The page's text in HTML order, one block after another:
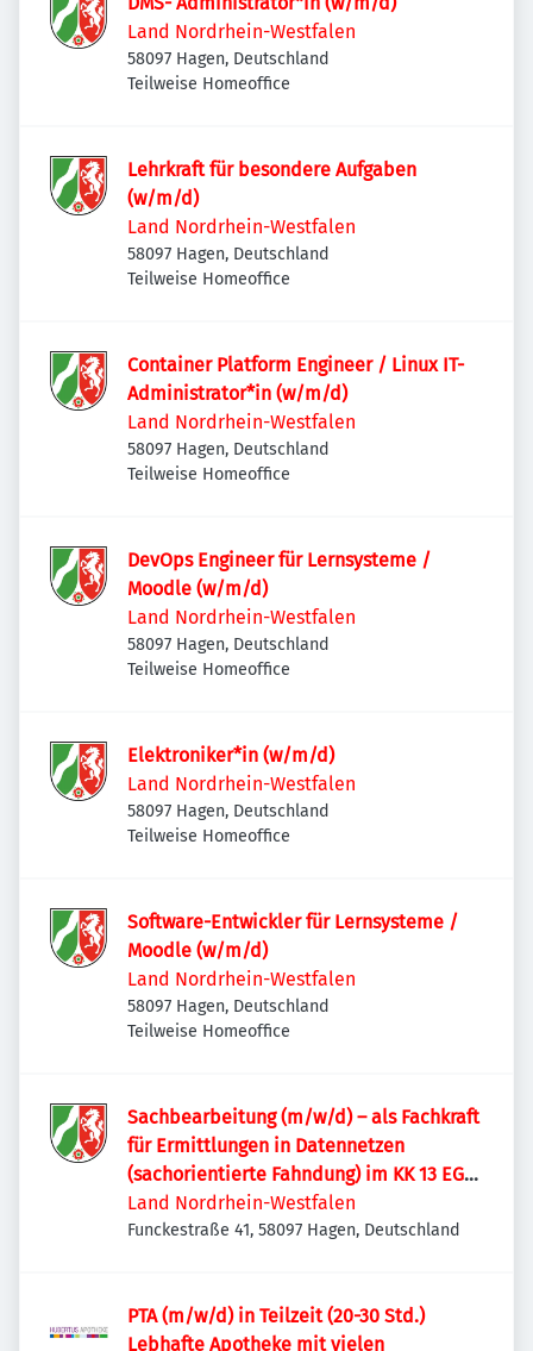
Land Nordrhein-Westfalen
58097 Hagen, Deutschland
Teilweise Homeoffice
Lehrkraft für besondere Aufgaben
(w/m/d)
Land Nordrhein-Westfalen
58097 Hagen, Deutschland
Teilweise Homeoffice
Container Platform Engineer / Linux IT-
Administrator*in (w/m/d)
Land Nordrhein-Westfalen
58097 Hagen, Deutschland
Teilweise Homeoffice
DevOps Engineer für Lernsysteme /
Moodle (w/m/d)
Land Nordrhein-Westfalen
58097 Hagen, Deutschland
Teilweise Homeoffice
Elektroniker*in (w/m/d)
Land Nordrhein-Westfalen
58097 Hagen, Deutschland
Teilweise Homeoffice
Software-Entwickler für Lernsysteme /
Moodle (w/m/d)
Land Nordrhein-Westfalen
58097 Hagen, Deutschland
Teilweise Homeoffice
Sachbearbeitung (m/w/d) – als Fachkraft
für Ermittlungen in Datennetzen
(sachorientierte Fahndung) im KK 13 EG
11 (Tarif)
Land Nordrhein-Westfalen
Funckestraße 41, 58097 Hagen, Deutschland
PTA (m/w/d) in Teilzeit (20-30 Std.)
Lebhafte Apotheke mit vielen